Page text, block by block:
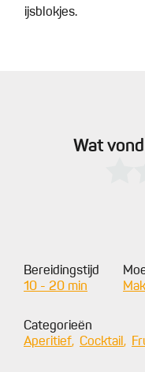
ijsblokjes.
Wat
Bereidingstijd
10 - 20 min
Categorieën
Aperitief
Cocktail